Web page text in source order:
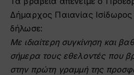
Δήμαρχος Παιανίας
δήλωσε:
Με ιδιαίτερη συγκίνηση και
σήμερα τους εθελοντές που
στην πρώτη γραμμή της